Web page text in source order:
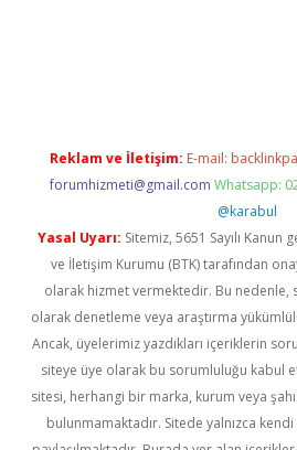
Reklam ve İletişim: E-mail:
forumhizmeti@gmail.com Whatsapp:
@karabul
Yasal Uyarı: Sitemiz, 5651 Sayılı
ve İletişim Kurumu (BTK) tarafından
olarak hizmet vermektedir. Bu
olarak denetleme veya araştırma
Ancak, üyelerimiz yazdıkları içeriklerin
siteye üye olarak bu sorumluluğu kabul
sitesi, herhangi bir marka, kurum veya
bulunmamaktadır. Sitede yalnızca kendi